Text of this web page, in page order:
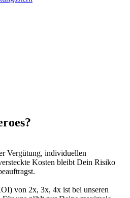
Vergütung, individuellen
Kosten bleibt Dein Risiko
von 2x, 3x, 4x ist bei unseren